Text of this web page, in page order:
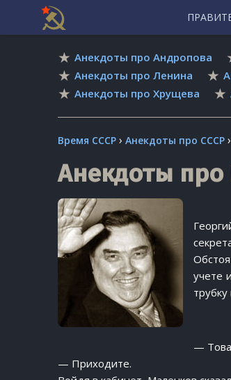
Анекдоты про Андропова
Анекдоты про Ленина
Анекдоты про Хрущева
Время СССР › Анекдоты про СССР ›
Анекдоты
учете
—
— Приходите.